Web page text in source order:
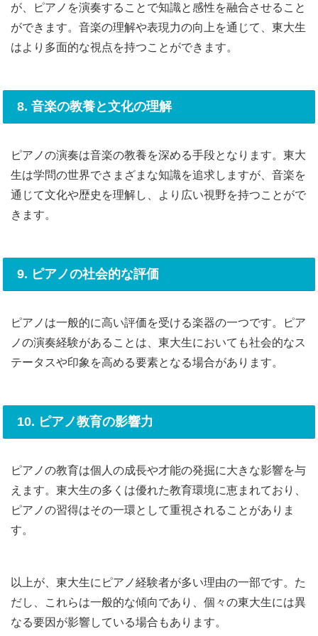
が、ピアノを演奏することで知識と感性を融合させること
ができます。音楽の理解や表現力の向上を通じて、東大生
はより多面的な視点を持つことができます。
8. 音楽の教養と文化の理解
ピアノの演奏は音楽の教養を深める手段となります。東大
生は学問の世界でさまざまな知識を追求しますが、音楽を
通じて文化や歴史を理解し、より広い視野を持つことがで
きます。
9. ピアノの社会的な評価
ピアノは一般的に高い評価を受ける楽器の一つです。ピア
ノの演奏経験があることは、東大生においても社会的なス
テータスや印象を高める要素となる場合があります。
10. ピアノ教育の影響力
ピアノの教育は個人の成長や才能の発掘に大きな影響を与
えます。東大生の多くは優れた教育環境に恵まれており、
ピアノの習得はその一環として重視されることがありま
す。
以上が、東大生にピアノ経験者が多い理由の一部です。た
だし、これらは一般的な傾向であり、個々の東大生には異
なる要因が影響している場合もあります。